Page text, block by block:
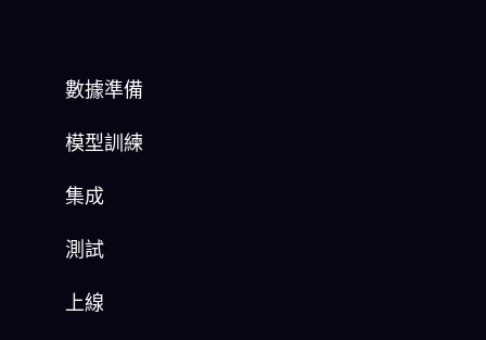
數據準備
模型訓練
集成
測試
上線